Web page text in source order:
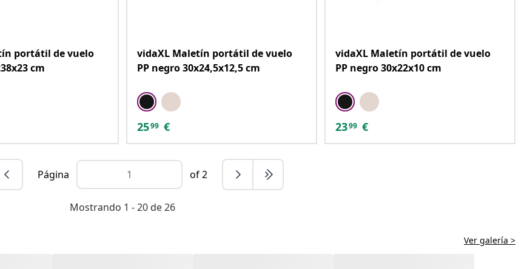
portátil de vuelo
cm
vidaXL Maletín portátil de vuelo
PP negro 30x24,5x12,5 cm
2599 €
vidaXL Maletín portátil de vuelo
PP negro 30x22x10 cm
2399 €
Página of 2
Mostrando 1 - 20 de 26
Ver galería >